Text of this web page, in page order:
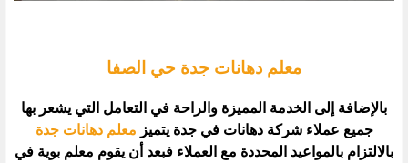
معلم دهانات جدة حي الصفا
بالإضافة إلى الخدمة المميزة والراحة في التعامل التي يشعر بها
جميع عملاء شركة دهانات في جدة يتميز معلم دهانات جدة
بالالتزام بالمواعيد المحددة مع العملاء فبعد أن يقوم معلم بوية في